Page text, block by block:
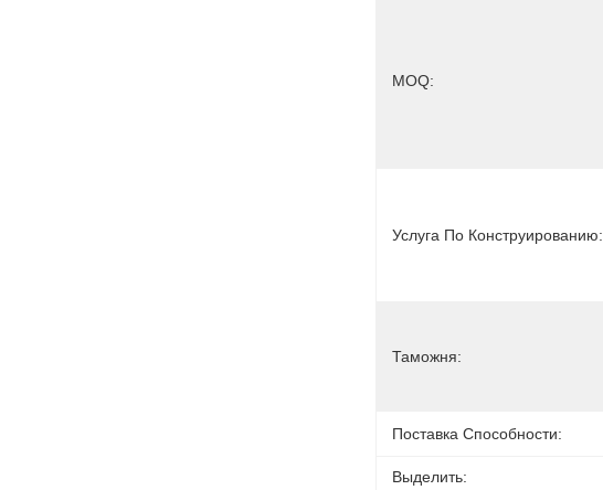
MOQ:
Услуга По Конструированию:
Таможня:
Поставка Способности:
Выделить: